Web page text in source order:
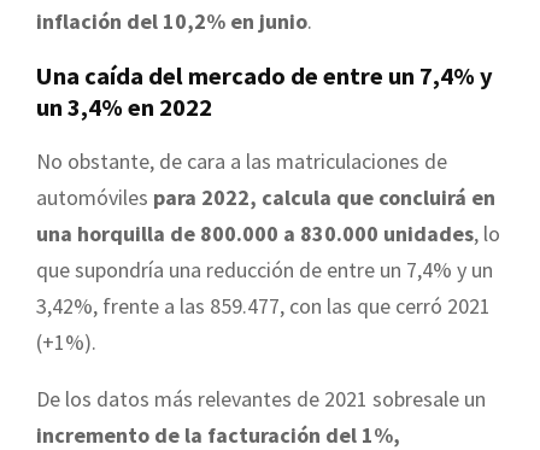
inflación del 10,2% en junio.
Una caída del mercado de entre un 7,4% y
un 3,4% en 2022
No obstante, de cara a las matriculaciones de
automóviles para 2022, calcula que concluirá en
una horquilla de 800.000 a 830.000 unidades, lo
que supondría una reducción de entre un 7,4% y un
3,42%, frente a las 859.477, con las que cerró 2021
(+1%).
De los datos más relevantes de 2021 sobresale un
incremento de la facturación del 1%,